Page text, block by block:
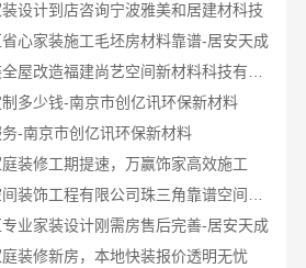
设计到店咨询宁波雅美和居建材科技
心家装施工毛坯房材料靠谱-居安天成
多少钱-南京市创亿讯环保新材料
-南京市创亿讯环保新材料
装修工期提速，万赢饰家高效施工
业家装设计刚需房售后完善-居安天成
装修新房，本地快装报价透明无忧